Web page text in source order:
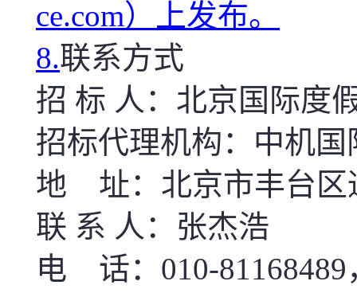
ce.com）上发布。
8.联系方式
招 标 人：北京国际度
招标代理机构：中机
地 址：北京市丰台区
联 系 人：张杰浩
电 话：010-81168489